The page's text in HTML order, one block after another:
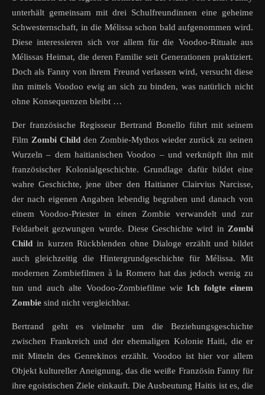
unterhält gemeinsam mit drei Schulfreundinnen eine geheime
Schwesternschaft, in die Mélissa schon bald aufgenommen wird.
Diese interessieren sich vor allem für die Voodoo-Rituale aus
Mélissas Heimat, die deren Familie seit Generationen praktiziert.
Doch als Fanny von ihrem Freund verlassen wird, versucht diese
ihn mittels Voodoo ewig an sich zu binden, was natürlich nicht
ohne Konsequenzen bleibt …
Der französische Regisseur Bertrand Bonello führt mit seinem
Film Zombi Childden Zombie-Mythos wieder zurück zu seinen
Wurzeln – dem haitianischen Voodoo – und verknüpft ihn mit
französischer Kolonialgeschichte. Grundlage dafür bildet eine
wahre Geschichte, jene über den Haitianer Clairvius Narcisse,
der nach eigenen Angaben lebendig begraben und danach von
einem Voodoo-Priester in einen Zombie verwandelt und zur
Feldarbeit gezwungen wurde. Diese Geschichte wird in Zombi
Child in kurzen Rückblenden ohne Dialoge erzählt und bildet
auch gleichzeitig die Hintergrundgeschichte für Mélissa. Mit
modernen Zombiefilmen à la Romero hat das jedoch wenig zu
tun und auch alte Voodoo-Zombiefilme wieIch folgte einem
Zombie sind nicht vergleichbar.
Bertrand geht es vielmehr um die Beziehungsgeschichte
zwischen Frankreich und der ehemaligen Kolonie Haiti, die er
mit Mitteln des Genrekinos erzählt. Voodoo ist hier vor allem
Objekt kultureller Aneignung, das die weiße Französin Fanny für
ihre egoistischen Ziele einkauft. Die Ausbeutung Haitis ist es, die